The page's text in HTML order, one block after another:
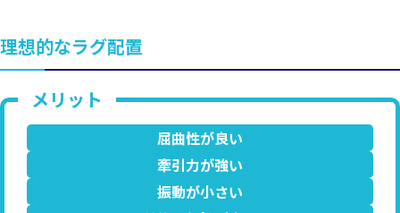
理想的なラグ配置
屈曲性が良い
牽引力が強い
振動が小さい